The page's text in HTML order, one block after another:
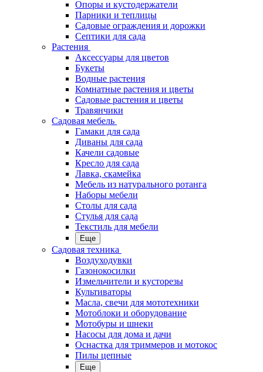
Опоры и кустодержатели
Парники и теплицы
Садовые ограждения и дорожки
Септики для сада
Растения
Аксессуары для цветов
Букеты
Водные растения
Комнатные растения и цветы
Садовые растения и цветы
Травянчики
Садовая мебель
Гамаки для сада
Диваны для сада
Качели садовые
Кресло для сада
Лавка, скамейка
Мебель из натурального ротанга
Наборы мебели
Столы для сада
Стулья для сада
Текстиль для мебели
Еще
Садовая техника
Воздуходувки
Газонокосилки
Измельчители и кусторезы
Культиваторы
Масла, свечи для мототехники
Мотоблоки и оборудование
Мотобуры и шнеки
Насосы для дома и дачи
Оснастка для триммеров и мотокос
Пилы цепные
Еще